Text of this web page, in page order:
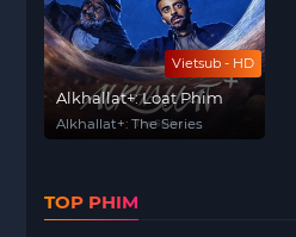
Vietsub - HD
Alkhallat+: Loạt Phim
Alkhallat+: The Series
TOP PHIM